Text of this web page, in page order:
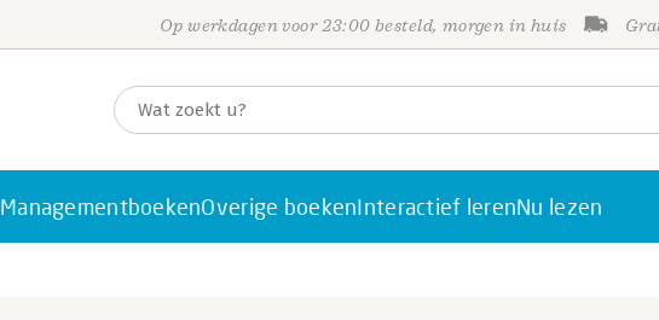
Op werkdagen voor 23:00 besteld, morgen in huis
ManagementboekenOverige boekenInteractief lerenNu lezen